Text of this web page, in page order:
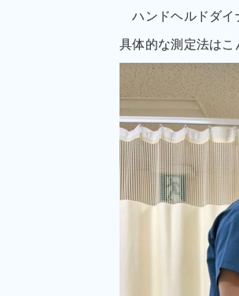
ハンドヘルドダイ
具体的な測定法はこ